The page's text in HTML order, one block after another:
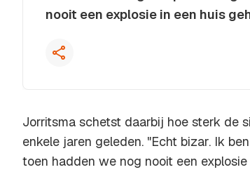
nooit een explosie in een huis
Kopieer quote
Jorritsma schetst daarbij hoe sterk de
enkele jaren geleden. "Echt bizar. Ik
toen hadden we nog nooit een